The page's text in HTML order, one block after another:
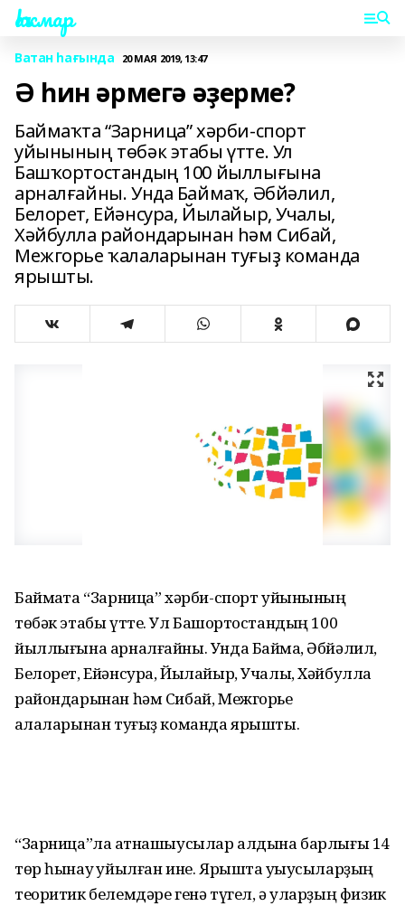
Һаҡмар
Ватан һағында 20 МАЯ 2019, 13:47
Ә һин әрмегә әҙерме?
Баймаҡта “Зарница” хәрби-спорт
уйынының төбәк этабы үтте. Ул
Башҡортостандың 100 йыллығына
арналғайны. Унда Баймаҡ, Әбйәлил,
Белорет, Ейәнсура, Йылайыр, Учалы,
Хәйбулла райондарынан һәм Сибай,
Межгорье ҡалаларынан туғыҙ команда
ярышты.
Баймаҡта “Зарница” хәрби-спорт уйынының
төбәк этабы үтте. Ул Башҡортостандың 100
йыллығына арналғайны. Унда Баймаҡ, Әбйәлил,
Белорет, Ейәнсура, Йылайыр, Учалы, Хәйбулла
райондарынан һәм Сибай, Межгорье
ҡалаларынан туғыҙ команда ярышты.
“Зарница”ла ҡатнашыусылар алдына барлығы 14
төр һынау ҡуйылған ине. Ярышта уҡыусыларҙың
теоритик белемдәре генә түгел, ә уларҙың физик